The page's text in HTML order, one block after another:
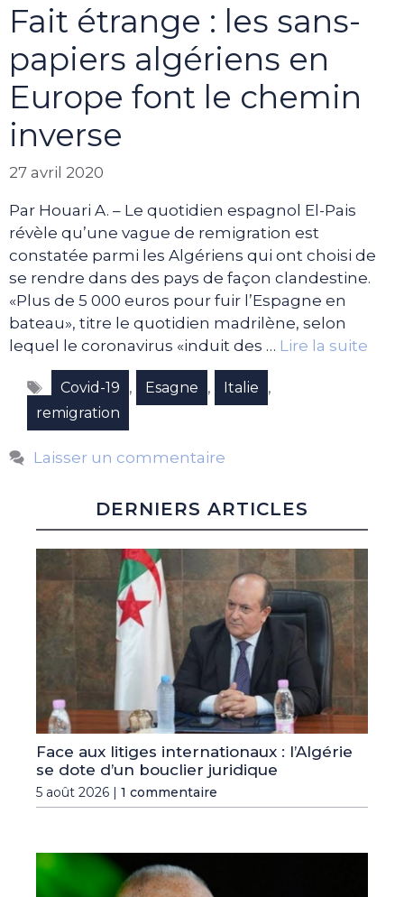
Fait étrange : les sans-
papiers algériens en
Europe font le chemin
inverse
27 avril 2020
Par Houari A. – Le quotidien espagnol El-Pais
révèle qu’une vague de remigration est
constatée parmi les Algériens qui ont choisi de
se rendre dans des pays de façon clandestine.
«Plus de 5 000 euros pour fuir l’Espagne en
bateau», titre le quotidien madrilène, selon
lequel le coronavirus «induit des … Lire la suite
Étiquettes
Covid-19 , Esagne , Italie ,
remigration
Laisser un commentaire
DERNIERS ARTICLES
Face aux litiges internationaux : l’Algérie
se dote d’un bouclier juridique
5 août 2026 | 1 commentaire